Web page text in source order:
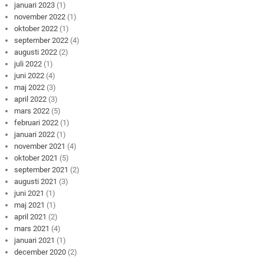
januari 2023 (1)
november 2022 (1)
oktober 2022 (1)
september 2022 (4)
augusti 2022 (2)
juli 2022 (1)
juni 2022 (4)
maj 2022 (3)
april 2022 (3)
mars 2022 (5)
februari 2022 (1)
januari 2022 (1)
november 2021 (4)
oktober 2021 (5)
september 2021 (2)
augusti 2021 (3)
juni 2021 (1)
maj 2021 (1)
april 2021 (2)
mars 2021 (4)
januari 2021 (1)
december 2020 (2)